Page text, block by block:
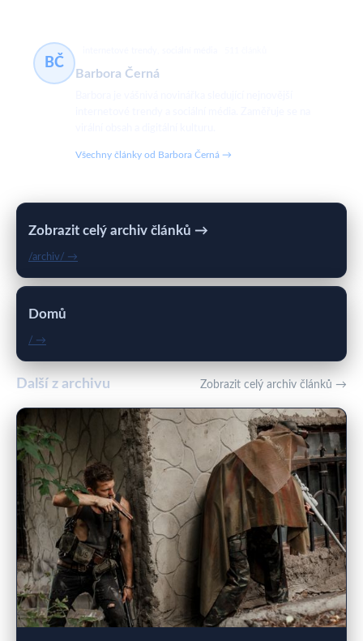
BČ
Barbora Černá
Všechny články od Barbora Černá →
Zobrazit celý archiv článků →
/archiv/ →
Domů
/ →
Další z archivu Zobrazit celý archiv článků →